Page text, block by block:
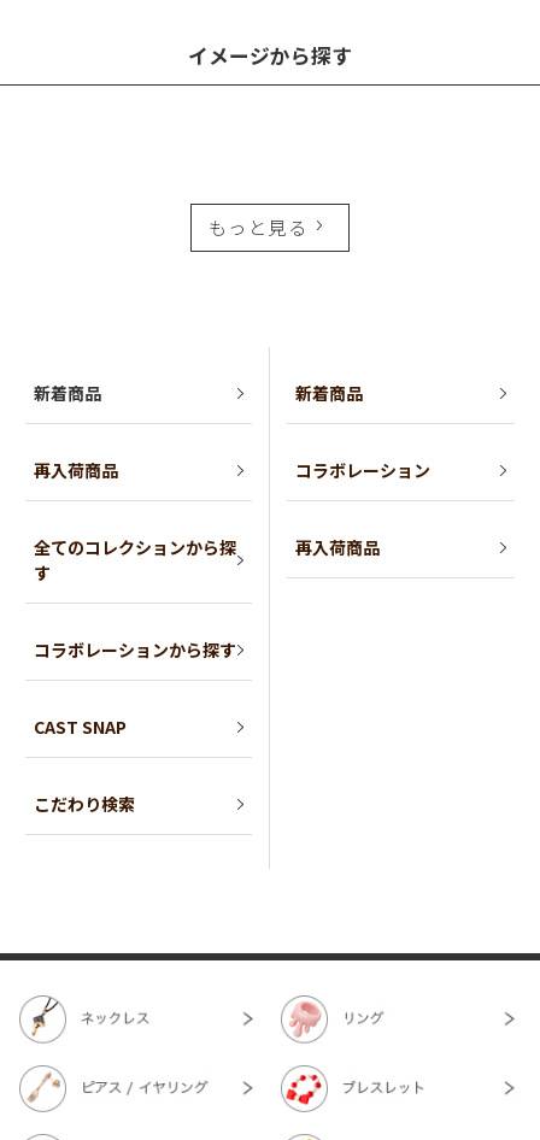
イメージから探す
もっと見る
新着商品
再入荷商品
全てのコレクションから探
す
コラボレーションから探す
CAST SNAP
こだわり検索
新着商品
コラボレーション
再入荷商品